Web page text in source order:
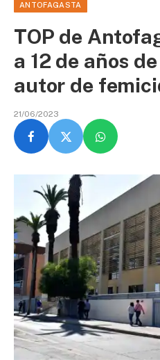
ANTOFAGASTA
TOP de
a 12 de años
autor de
21/06/2023